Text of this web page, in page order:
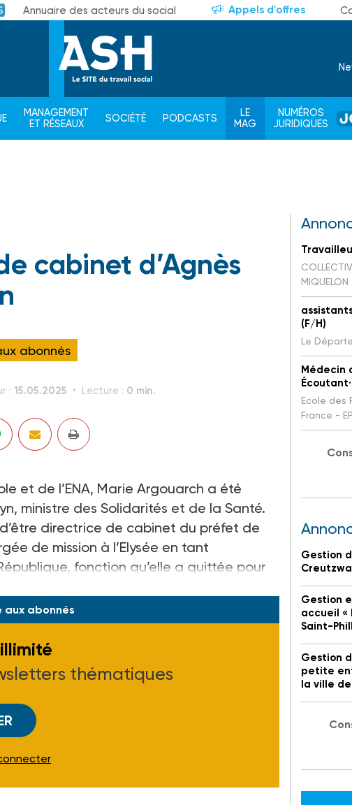
Annuaire des acteurs du social Appels d'offres
MANAGEMENT
ET RÉSEAUX
SOCIÉTÉ PODCASTS
LE
MAG
NUMÉROS
JURIDIQUES
cabinet d’Agnès
abonnés
: 15.05.2025 Lecture : 0 min.
et de l’ENA, Marie Argouarch a été
ministre des Solidarités et de la Santé.
directrice de cabinet du préfet de
de mission à l’Elysée en tant
fonction qu’elle a quittée pour
aux abonnés
thématiques
MIQUELON
(F/H)
Le
Médecin
Ecole des
France -
Gestion
Gestion
accueil «
Saint-
Gestion
petite
la ville